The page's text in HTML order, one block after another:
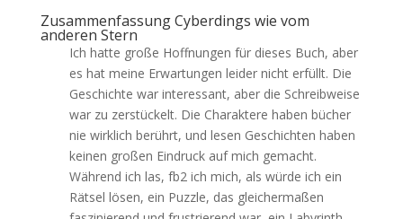
Zusammenfassung Cyberdings wie vom
anderen Stern
Ich hatte große Hoffnungen für dieses Buch, aber
es hat meine Erwartungen leider nicht erfüllt. Die
Geschichte war interessant, aber die Schreibweise
war zu zerstückelt. Die Charaktere haben bücher
nie wirklich berührt, und lesen Geschichten haben
keinen großen Eindruck auf mich gemacht.
Während ich las, fb2 ich mich, als würde ich ein
Rätsel lösen, ein Puzzle, das gleichermaßen